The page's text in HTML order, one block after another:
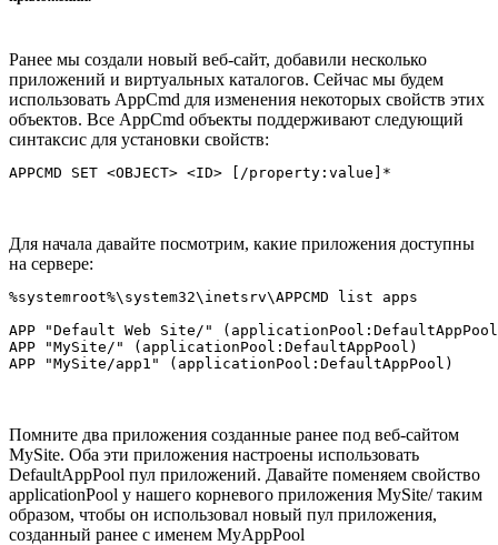
Ранее мы создали новый веб-сайт, добавили несколько
приложений и виртуальных каталогов. Сейчас мы будем
использовать AppCmd для изменения некоторых свойств этих
объектов. Все AppCmd объекты поддерживают следующий
синтаксис для установки свойств:
Для начала давайте посмотрим, какие приложения доступны
на сервере:
%systemroot%\system32\inetsrv\APPCMD list apps
APP "Default Web Site/"
APP "MySite/" (applicationPool:DefaultAppPool)
Помните два приложения созданные ранее под веб-сайтом
MySite. Оба эти приложения настроены использовать
DefaultAppPool пул приложений. Давайте поменяем свойство
applicationPool у нашего корневого приложения MySite/ таким
образом, чтобы он использовал новый пул приложения,
созданный ранее с именем MyAppPool